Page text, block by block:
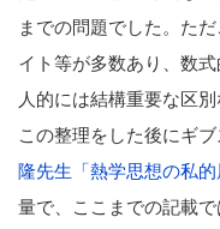
までの問題でした。た
イト等が多数あり、数
人的には結構重要な区
この整理をした後にギ
隆先生「熱学思想の私的
量で、ここまでの記載で